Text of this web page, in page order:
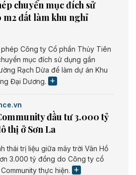
chuyển mục đích sử
m2 đất làm khu nghỉ
Công ty Cổ phần Thủy Tiên
mục đích sử dụng gần
Rạch Dừa để làm dự án Khu
Đại Dương.
đầu tư 3.000 tỷ
thị ở Sơn La
thái trị liệu giữa mây trời Vân Hồ
3.000 tỷ đồng do Công ty cổ
thực hiện.